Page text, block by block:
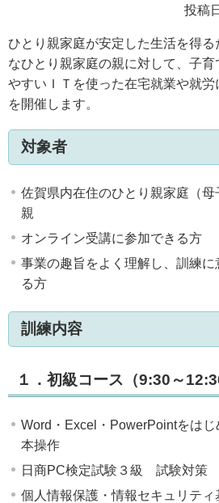
投稿
ひとり親家庭が安定した生活を得
なひとり親家庭の親に対して、子育
やすいＩＴを使った在宅就業や就
を開催します。
対象者
佐賀県内在住のひとり親家庭（
親
オンライン受講に参加できる方
事業の趣旨をよく理解し、訓練
る方
訓練内容
１．初級コース（9:30～
Word・Excel・PowerPointをは
本操作
日商PC検定試験３級 試験対策
個人情報保護・情報セキュリテ